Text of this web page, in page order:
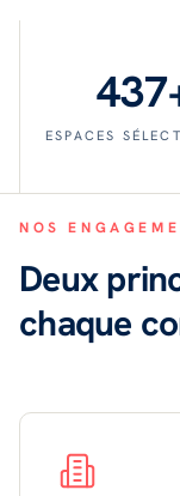
ESPACES
NOS
Deux
chaque